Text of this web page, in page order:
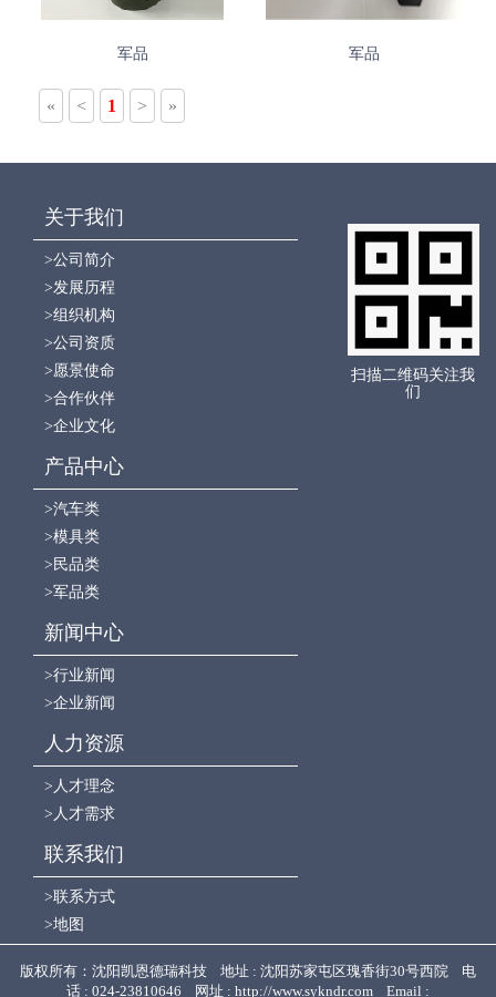
军品 军品
« < 1 > »
关于我们
>公司简介
>发展历程
>组织机构
>公司资质
>愿景使命
>合作伙伴
>企业文化
产品中心
>汽车类
>模具类
>民品类
>军品类
新闻中心
>行业新闻
>企业新闻
人力资源
>人才理念
>人才需求
联系我们
>联系方式
>地图
扫描二维码关注我
们
版权所有：沈阳凯恩德瑞科技 地址 : 沈阳苏家屯区瑰香街30号西院 电
话 : 024-23810646 网址 : http://www.sykndr.com Email :